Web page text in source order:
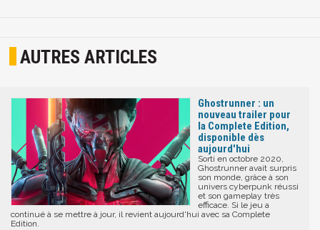
AUTRES ARTICLES
Ghostrunner : un
nouveau trailer pour
la Complete Edition,
disponible dès
aujourd'hui
Sorti en octobre 2020,
Ghostrunner avait surpris
son monde, grâce à son
univers cyberpunk réussi
et son gameplay très
efficace. Si le jeu a
continué à se mettre à jour, il revient aujourd'hui avec sa Complete
Edition.